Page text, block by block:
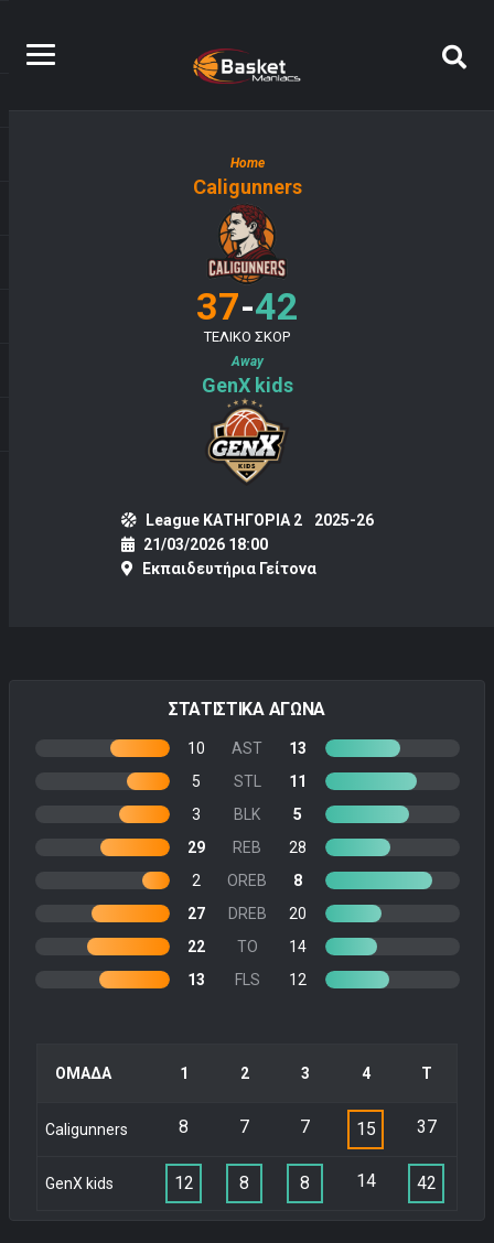
Home
Caligunners
37-42
ΤΕΛΙΚΟ ΣΚΟΡ
Away
GenX kids
League ΚΑΤΗΓΟΡΙΑ 2
2025-26
21/03/2026 18:00
Εκπαιδευτήρια Γείτονα
ΣΤΑΤΙΣΤΙΚΑ ΑΓΩΝΑ
10 AST
13
5
STL
11
3
BLK
5
29
REB
28
2
OREB
8
27
DREB
20
22
TO
14
13
FLS 12
ΟΜΑΔΑ 1 2 3 4 Τ
Caligunners 8 7 7 15 37
GenX kids 12 8 8 14 42